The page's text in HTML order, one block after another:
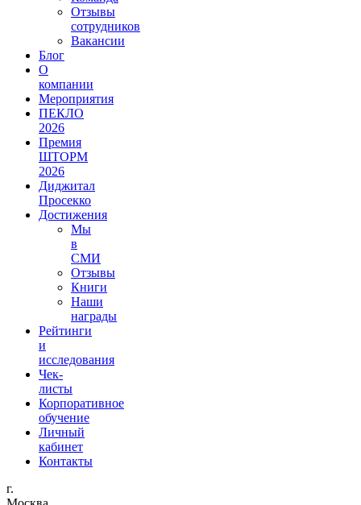
Отзывы
сотрудников
Вакансии
Блог
О
компании
Мероприятия
ПЕКЛО
2026
Премия
ШТОРМ
2026
Диджитал
Просекко
Достижения
Мы
в
СМИ
Отзывы
Книги
Наши
награды
Рейтинги
и
исследования
Чек-
листы
Корпоративное
обучение
Личный
кабинет
Контакты
г.